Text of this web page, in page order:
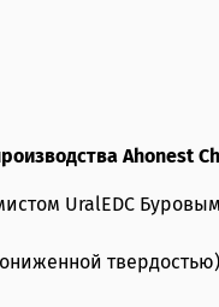
Ahonest
UralEDC